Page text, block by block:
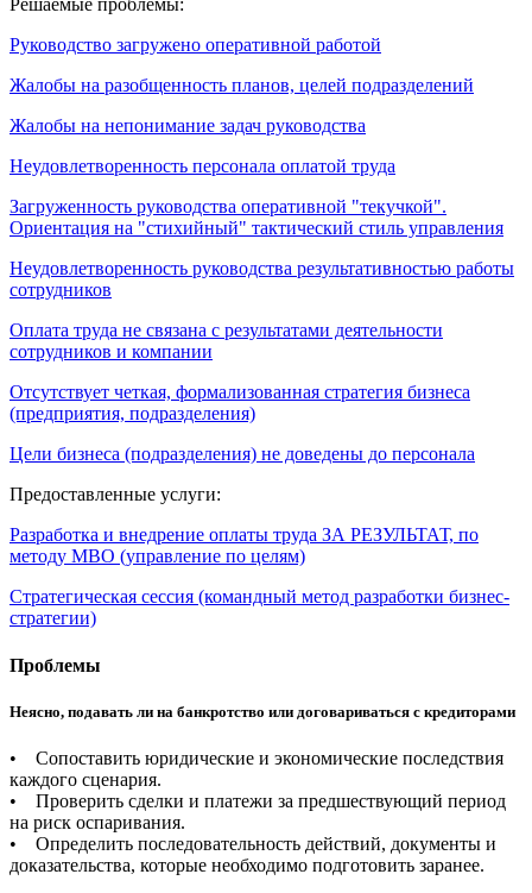
Решаемые проблемы:
Руководство загружено оперативной работой
Жалобы на разобщенность планов, целей подразделений
Жалобы на непонимание задач руководства
Неудовлетворенность персонала оплатой труда
Загруженность руководства оперативной "текучкой".
Ориентация на "стихийный" тактический стиль управления
Неудовлетворенность руководства результативностью работы
сотрудников
Оплата труда не связана с результатами деятельности
сотрудников и компании
Отсутствует четкая, формализованная стратегия бизнеса
(предприятия, подразделения)
Цели бизнеса (подразделения) не доведены до персонала
Предоставленные услуги:
Разработка и внедрение оплаты труда ЗА РЕЗУЛЬТАТ, по
методу МВО (управление по целям)
Стратегическая сессия (командный метод разработки бизнес-
стратегии)
Проблемы
Неясно, подавать ли на банкротство или договариваться с кредиторами
• Сопоставить юридические и экономические последствия
каждого сценария.
• Проверить сделки и платежи за предшествующий период
на риск оспаривания.
• Определить последовательность действий, документы и
доказательства, которые необходимо подготовить заранее.